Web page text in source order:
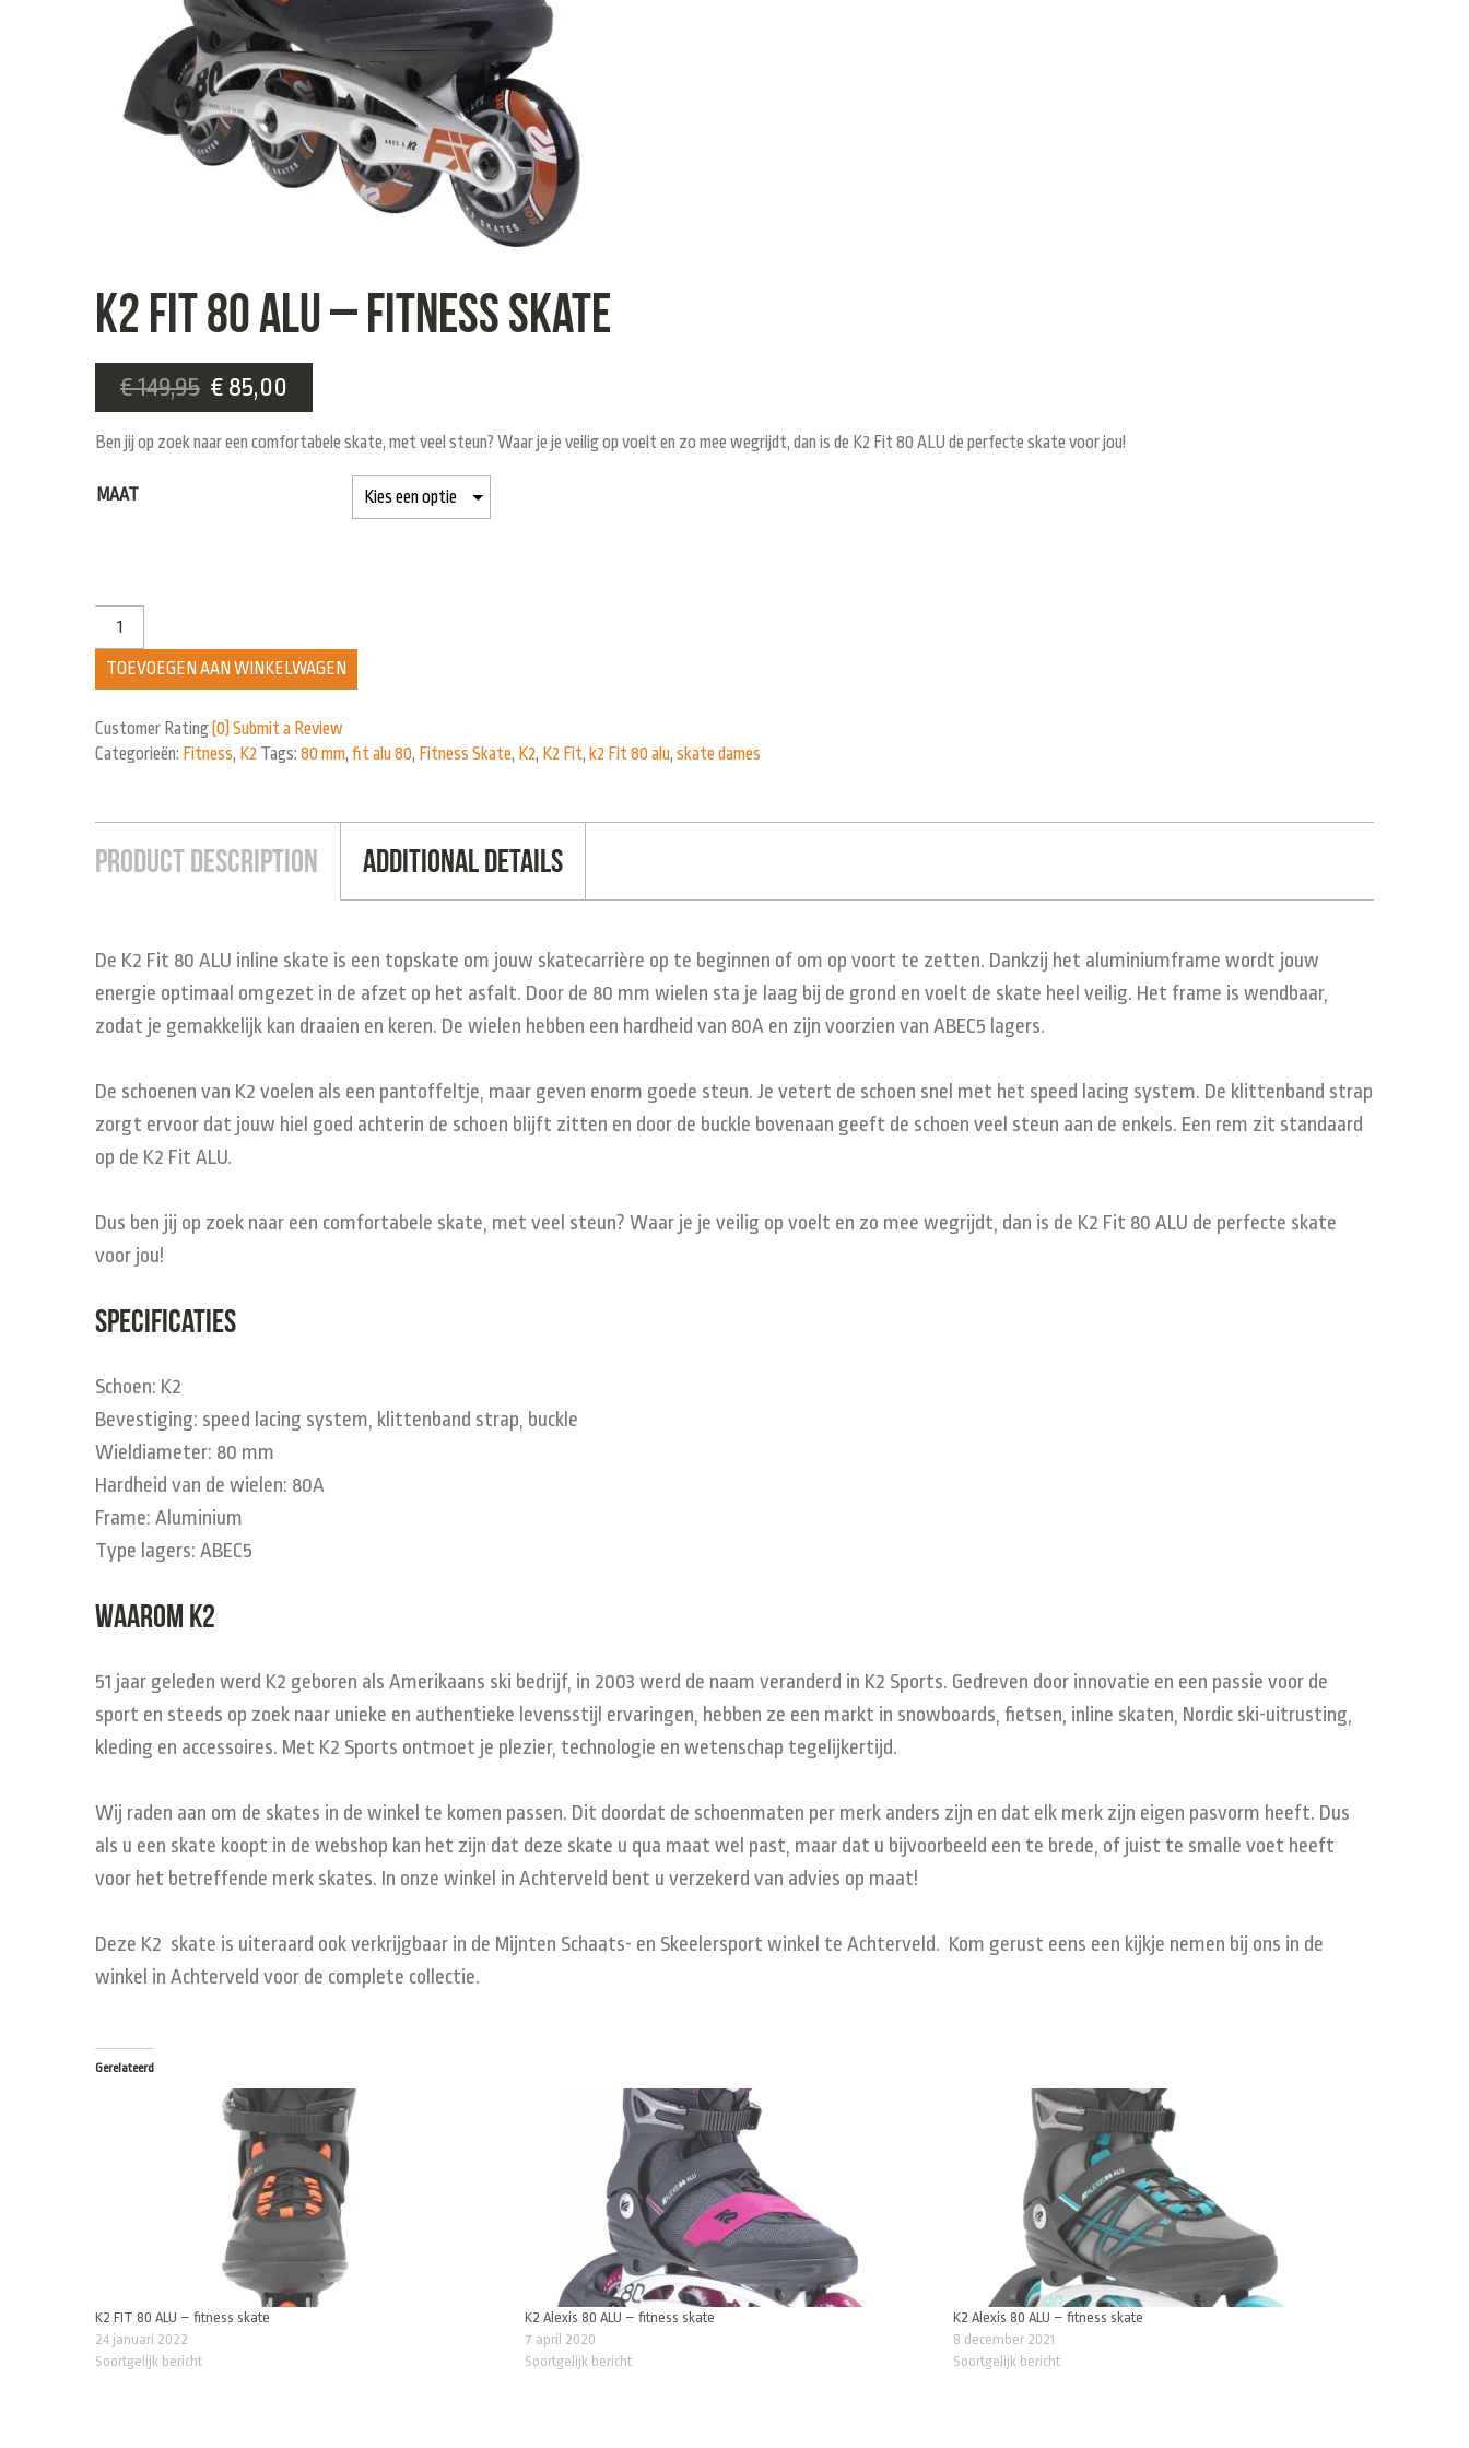
K2 FIT 80 ALU – fitness skate
€149,95 € 85,00
Ben jij op zoek naar een comfortabele skate, met veel steun? Waar je je veilig op voelt en zo mee wegrijdt, dan is de K2 Fit 80 ALU de perfecte skate voor jou!
MAAT
TOEVOEGEN AAN WINKELWAGEN
Customer Rating (0) Submit a Review
Categorieën: Fitness, K2 Tags: 80 mm, fit alu 80, Fitness Skate, K2, K2 Fit, k2 Fit 80 alu, skate dames
Product Description Additional Details
De K2 Fit 80 ALU inline skate is een topskate om jouw skatecarrière op te beginnen of om op voort te zetten. Dankzij het aluminiumframe wordt jouw
energie optimaal omgezet in de afzet op het asfalt. Door de 80 mm wielen sta je laag bij de grond en voelt de skate heel veilig. Het frame is wendbaar,
zodat je gemakkelijk kan draaien en keren. De wielen hebben een hardheid van 80A en zijn voorzien van ABEC5 lagers.
De schoenen van K2 voelen als een pantoffeltje, maar geven enorm goede steun. Je vetert de schoen snel met het speed lacing system. De klittenband strap
zorgt ervoor dat jouw hiel goed achterin de schoen blijft zitten en door de buckle bovenaan geeft de schoen veel steun aan de enkels. Een rem zit standaard
op de K2 Fit ALU.
Dus ben jij op zoek naar een comfortabele skate, met veel steun? Waar je je veilig op voelt en zo mee wegrijdt, dan is de K2 Fit 80 ALU de perfecte skate
voor jou!
Specificaties
Schoen: K2
Bevestiging: speed lacing system, klittenband strap, buckle
Wieldiameter: 80 mm
Hardheid van de wielen: 80A
Frame: Aluminium
Type lagers: ABEC5
Waarom K2
51 jaar geleden werd K2 geboren als Amerikaans ski bedrijf, in 2003 werd de naam veranderd in K2 Sports. Gedreven door innovatie en een passie voor de
sport en steeds op zoek naar unieke en authentieke levensstijl ervaringen, hebben ze een markt in snowboards, fietsen, inline skaten, Nordic ski-uitrusting,
kleding en accessoires. Met K2 Sports ontmoet je plezier, technologie en wetenschap tegelijkertijd.
Wij raden aan om de skates in de winkel te komen passen. Dit doordat de schoenmaten per merk anders zijn en dat elk merk zijn eigen pasvorm heeft. Dus
als u een skate koopt in de webshop kan het zijn dat deze skate u qua maat wel past, maar dat u bijvoorbeeld een te brede, of juist te smalle voet heeft
voor het betreffende merk skates. In onze winkel in Achterveld bent u verzekerd van advies op maat!
Deze K2 skate is uiteraard ook verkrijgbaar in de Mijnten Schaats- en Skeelersport winkel te Achterveld. Kom gerust eens een kijkje nemen bij ons in de
winkel in Achterveld voor de complete collectie.
Gerelateerd
K2 FIT 80 ALU – fitness skate
24 januari 2022
Soortgelijk bericht
K2 Alexis 80 ALU – fitness skate
7 april 2020
Soortgelijk bericht
K2 Alexis 80 ALU – fitness skate
8 december 2021
Soortgelijk bericht